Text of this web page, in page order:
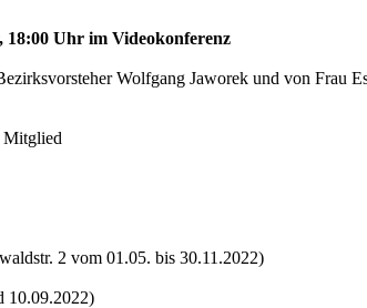
18:00 Uhr im Videokonferenz
Wolfgang Jaworek und von Frau
Mitglied
2 vom 01.05. bis 30.11.2022)
10.09.2022)